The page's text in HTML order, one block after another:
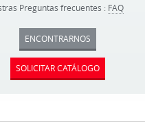
Preguntas frecuentes : FAQ
ENCONTRARNOS
SOLICITAR CATÁLOGO